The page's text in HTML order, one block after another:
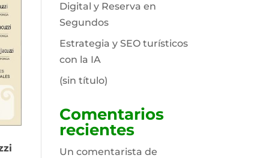
Digital y Reserva en
Segundos
Estrategia y SEO turísticos
con la IA
(sin título)
Comentarios
recientes
Un comentarista de